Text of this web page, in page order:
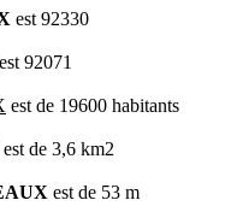
est 92330
92071
est de 19600 habitants
est de 3,6 km2
est de 53 m